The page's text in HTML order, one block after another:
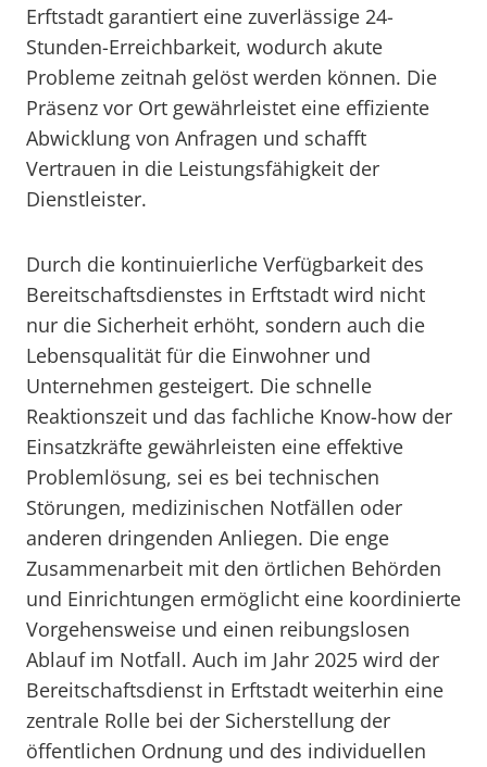
Erftstadt garantiert eine zuverlässige 24-
Stunden-Erreichbarkeit, wodurch akute
Probleme zeitnah gelöst werden können. Die
Präsenz vor Ort gewährleistet eine effiziente
Abwicklung von Anfragen und schafft
Vertrauen in die Leistungsfähigkeit der
Dienstleister.
Durch die kontinuierliche Verfügbarkeit des
Bereitschaftsdienstes in Erftstadt wird nicht
nur die Sicherheit erhöht, sondern auch die
Lebensqualität für die Einwohner und
Unternehmen gesteigert. Die schnelle
Reaktionszeit und das fachliche Know-how der
Einsatzkräfte gewährleisten eine effektive
Problemlösung, sei es bei technischen
Störungen, medizinischen Notfällen oder
anderen dringenden Anliegen. Die enge
Zusammenarbeit mit den örtlichen Behörden
und Einrichtungen ermöglicht eine koordinierte
Vorgehensweise und einen reibungslosen
Ablauf im Notfall. Auch im Jahr 2025 wird der
Bereitschaftsdienst in Erftstadt weiterhin eine
zentrale Rolle bei der Sicherstellung der
öffentlichen Ordnung und des individuellen